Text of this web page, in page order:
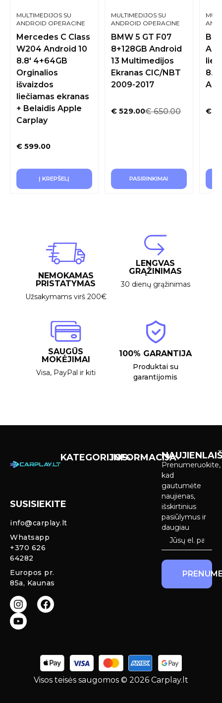
MULTIMEDIJOS SU
ANDROID OPERACINE
Mercedes C Class
W204 Android 10
8.8′ 4+64GB
Orginalios
išvaizdos
liečiamas ekranas
+ Belaidis Apple
Carplay
€ 599.00
Į KREPŠELĮ
MULTIMEDIJOS SU
ANDROID OPERACINE
BMW 5 GT F07
8+128GB Android
13 Multimedijos
Ekranas CIC/NBT
2009-2017
€650.00
€529.00
PASIRINKIMAI
€
NEMOKAMAS
PRISTATYMAS
Užsakymams virš 200€
LENGVAS
GRĄŽINIMAS
30 dienų grąžinimas
SAUGŪS
MOKĖJIMAI
Visa, PayPal ir kiti
100% GARANTIJA
Produktai su
garantijomis
SUSISIEKITE
info@carplay.lt
Whatsapp
+370 626
64282
Europos pr.
85a, Kaunas
KATEGORIJOS
galinio vaizdo
INFORMACIJA
Prenumeruokite,
kad
gautumėte
naujienas,
išskirtinius
pasiūlymus ir
daugiau
Visos teisės saugomos © 2026 Carplay.lt